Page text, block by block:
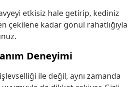
etkisiz hale getirip, kediniz
çekilene kadar gönül rahatlığıyla
Deneyimi
ile değil, aynı zamanda